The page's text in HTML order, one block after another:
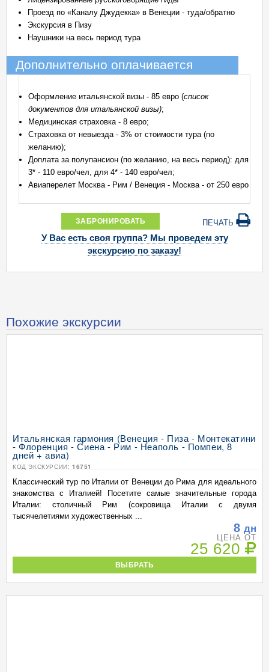
Проезд по «Каналу Джудекка» в Венеции - туда/обратно
Экскурсия в Пизу
Наушники на весь период тура
Дополнительно оплачивается
Оформление итальянской визы - 85 евро (список
документов для итальянской визы);
Медицинская страховка - 8 евро;
Страховка от невыезда - 3% от стоимости тура (по
желанию);
Доплата за полупансион (по желанию, на весь период): для
3* - 110 евро/чел, для 4* - 140 евро/чел;
Авиаперелет Москва - Рим / Венеция - Москва - от 250 евро
ЗАБРОНИРОВАТЬ ПЕЧАТЬ
У Вас есть своя группа? Мы проведем эту
экскурсию по заказу!
Похожие экскурсии
Итальянская гармония (Венеция - Пиза - Монтекатини
- Флоренция - Сиена - Рим - Неаполь - Помпеи, 8
дней + авиа)
КОД ЭКСКУРСИИ: 16751
Классический тур по Италии от Венеции до Рима для идеального
знакомства с Италией! Посетите самые значительные города
Италии: столичный Рим (сокровища Италии с двумя
тысячелетиями художественных ...
8 дн
ЦЕНА ОТ
25 620
ВЫБРАТЬ